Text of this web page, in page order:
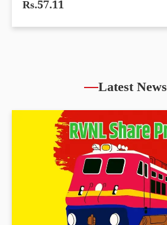
Rs.57.11
Latest News